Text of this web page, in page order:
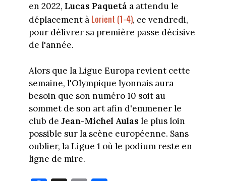
en 2022, Lucas Paquetá a attendu le
déplacement à Lorient (1-4), ce vendredi,
pour délivrer sa première passe décisive
de l'année.
Alors que la Ligue Europa revient cette
semaine, l'Olympique lyonnais aura
besoin que son numéro 10 soit au
sommet de son art afin d'emmener le
club de Jean-Michel Aulas le plus loin
possible sur la scène européenne. Sans
oublier, la Ligue 1 où le podium reste en
ligne de mire.